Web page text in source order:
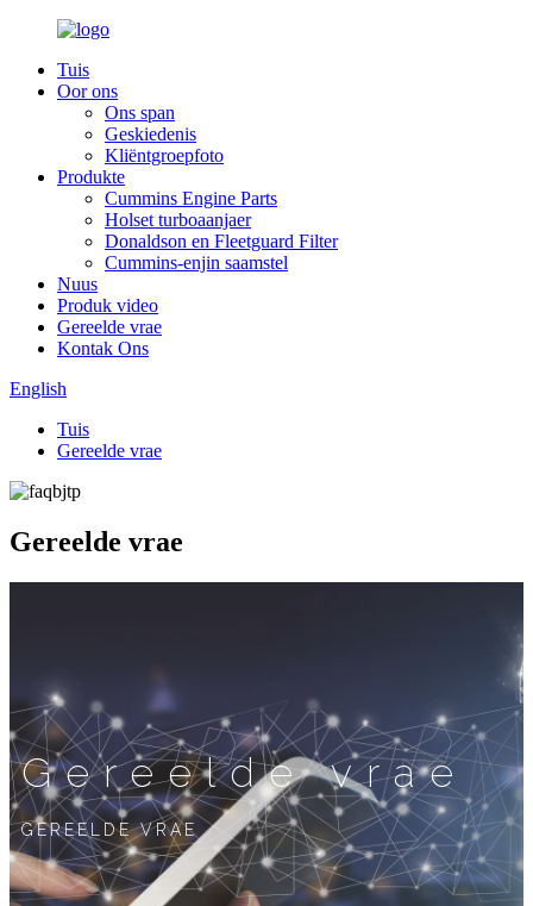
Tuis
Oor ons
Ons span
Geskiedenis
Kliëntgroepfoto
Produkte
Cummins Engine Parts
Holset turboaanjaer
Donaldson en Fleetguard Filter
Cummins-enjin saamstel
Nuus
Produk video
Gereelde vrae
Kontak Ons
English
Tuis
Gereelde vrae
Gereelde vrae
Gereelde vrae
GEREELDE VRAE